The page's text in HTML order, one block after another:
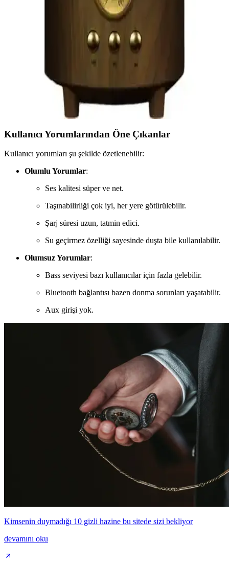
kablosuz ses aktarımını sağlar. Modern tasarımıyla ev ve araç içi
Royal Trend Nostaljik Gaz Lambası Görünümlü
Radyo Modern Teknoloji ile Retro Tasarımın
Royal Trend'in nostaljik gaz lambası görünümündeki radyo, yüksek
ses kalitesi, çoklu bağlantı seçenekleri ve şık tasarımıyla dikkat
çekiyor. Taşınabilir ve kullanımı kolay bu ürün, retro ve moderni bir
arada arayanlar için ideal.
Kullanıcı Yorumlarından Öne Çıkanlar
Kullanıcı yorumları şu şekilde özetlenebilir:
Olumlu Yorumlar:
Ses kalitesi süper ve net.
Taşınabilirliği çok iyi, her yere götürülebilir.
Şarj süresi uzun, tatmin edici.
Su geçirmez özelliği sayesinde duşta bile kullanılabilir.
Olumsuz Yorumlar:
Bass seviyesi bazı kullanıcılar için fazla gelebilir.
Bluetooth bağlantısı bazen donma sorunları yaşatabilir.
Aux girişi yok.
Kimsenin duymadığı 10 gizli hazine bu sitede sizi bekliyor
devamını oku